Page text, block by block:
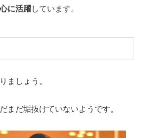
に活躍しています。
ましょう。
まだ垢抜けていないようです。